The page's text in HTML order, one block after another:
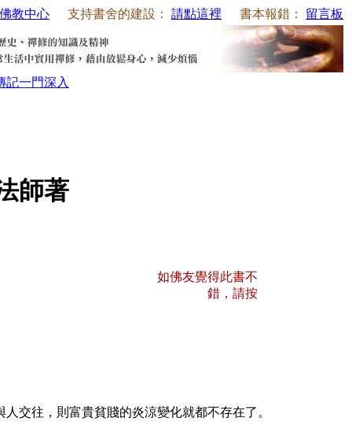
教中心 支持書舍的建設： 請點這裡 書本報錯： 留言板
記一門深入
師著
如佛友覺得此書不
錯，請按
交往，則富貴貧賤的炎涼變化就都不存在了。